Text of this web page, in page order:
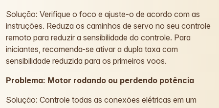
Solução: Verifique o foco e ajuste-o de acordo com as
instruções. Reduza os caminhos de servo no seu controle
remoto para reduzir a sensibilidade do controle. Para
iniciantes, recomenda-se ativar a dupla taxa com
sensibilidade reduzida para os primeiros voos.
Problema: Motor rodando ou perdendo potência
Solução: Controle todas as conexões elétricas em um